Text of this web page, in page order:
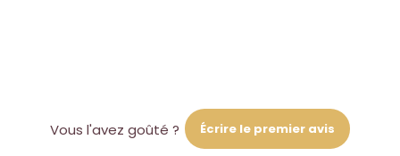
Vous l'avez goûté ? Écrire le premier avis